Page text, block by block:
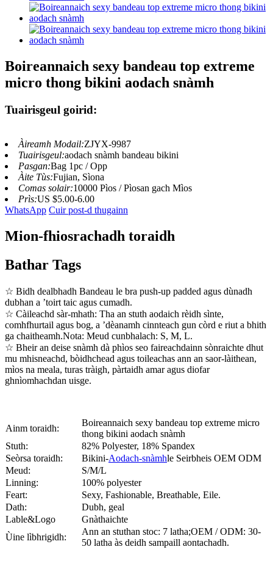
Boireannaich sexy bandeau top extreme
micro thong bikini aodach snàmh
Tuairisgeul goirid:
Àireamh Modail:ZJYX-9987
Tuairisgeul:aodach snàmh bandeau bikini
Pasgan:Bag 1pc / Opp
Àite Tùs:Fujian, Sìona
Comas solair:10000 Pìos / Pìosan gach Mìos
Prìs:US $5.00-6.00
WhatsApp Cuir post-d thugainn
Mion-fhiosrachadh toraidh
Bathar Tags
☆ Bidh dealbhadh Bandeau le bra push-up padded agus dùnadh
dubhan a ’toirt taic agus cumadh.
☆ Càileachd sàr-mhath: Tha an stuth aodaich rèidh sìnte,
comhfhurtail agus bog, a ’dèanamh cinnteach gun còrd e riut a bhith
ga chaitheamh.Nota: Meud cunbhalach: S, M, L.
☆ Bheir an deise snàmh dà phìos seo faireachdainn sònraichte dhut
mu mhisneachd, bòidhchead agus toileachas ann an saor-làithean,
mìos na meala, turas tràigh, pàrtaidh amar agus diofar
ghnìomhachdan uisge.
Ainm toraidh:
Boireannaich sexy bandeau top extreme micro
thong bikini aodach snàmh
Stuth:
82% Polyester, 18% Spandex
Seòrsa toraidh:
Bikini-Aodach-snàmhle Seirbheis OEM ODM
Meud:
S/M/L
Linning:
100% polyester
Feart:
Sexy, Fashionable, Breathable, Eile.
Dath:
Dubh, geal
Lable&Logo
Gnàthaichte
Ùine lìbhrigidh:
Ann an stuthan stoc: 7 latha;OEM / ODM: 30-
50 latha às deidh sampaill aontachadh.